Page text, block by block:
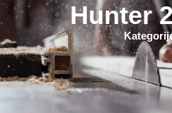
Hunter
Pradžia
Produktai su žymomis “GYOKUCHO
Plant Hunter 270mm”
Rezultatų: 1